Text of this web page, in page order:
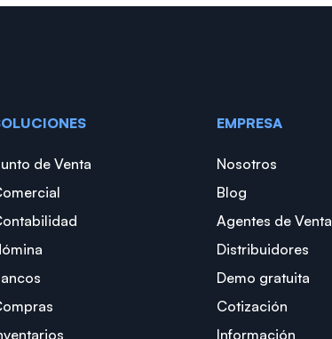
de Venta
EMPRESA
Nosotros
Blog
Agentes de Venta
Distribuidores
Demo gratuita
Cotización
Información